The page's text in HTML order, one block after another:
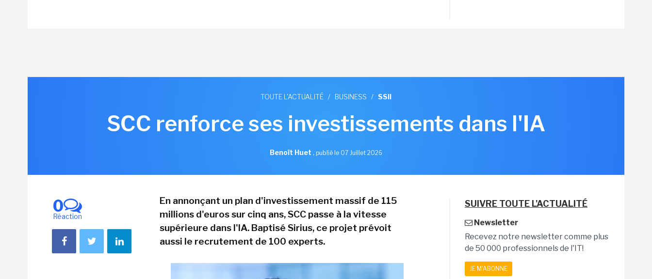
TOUTE L'ACTUALITÉ / BUSINESS / SSII
SCC renforce ses investissements dans l'IA
Benoît Huet , publié le 07 Juillet 2026
0
Réaction
En annonçant un plan d'investissement massif de 115
millions d'euros sur cinq ans, SCC passe à la vitesse
supérieure dans l'IA. Baptisé Sirius, ce projet prévoit
aussi le recrutement de 100 experts.
SUIVRE TOUTE L'ACTUALITÉ
Newsletter
Recevez notre newsletter comme plus
de 50 000 professionnels de l'IT!
JE M'ABONNE